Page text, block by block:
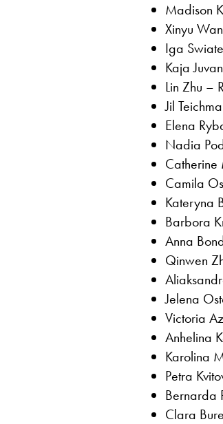
Madison
Xinyu
Iga
Kaja
Lin Zhu –
Jil
Elena
Nadia
Catherine
Camila
Kateryna
Barbora
Anna
Qinwen
Jelena
Victoria
Anhelina
Karolina
Petra
Bernarda
Clara